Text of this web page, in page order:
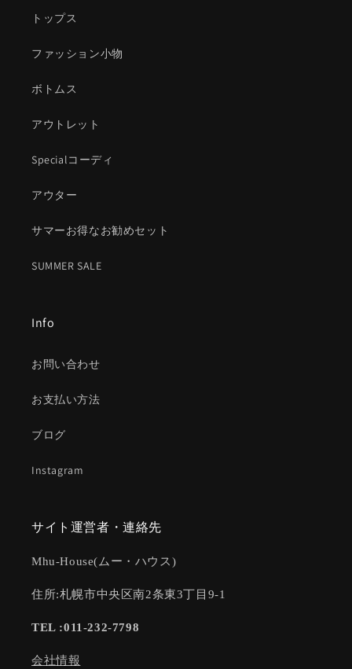
トップス
ファッション小物
ボトムス
アウトレット
Specialコーディ
アウター
サマーお得なお勧めセット
SUMMER SALE
Info
お問い合わせ
お支払い方法
ブログ
Instagram
サイト運営者・連絡先
Mhu-House(ムー・ハウス)
住所:札幌市中央区南2条東3丁目9-1
TEL :011-232-7798
会社情報